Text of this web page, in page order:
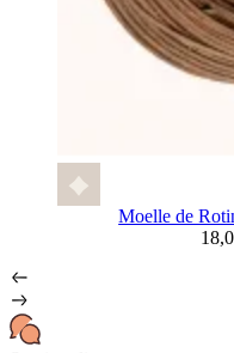
Moelle de